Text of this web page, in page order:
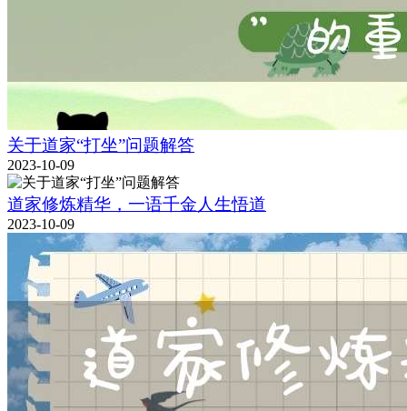
关于道家“打坐”问题解答
2023-10-09
道家修炼精华，一语千金人生悟道
2023-10-09